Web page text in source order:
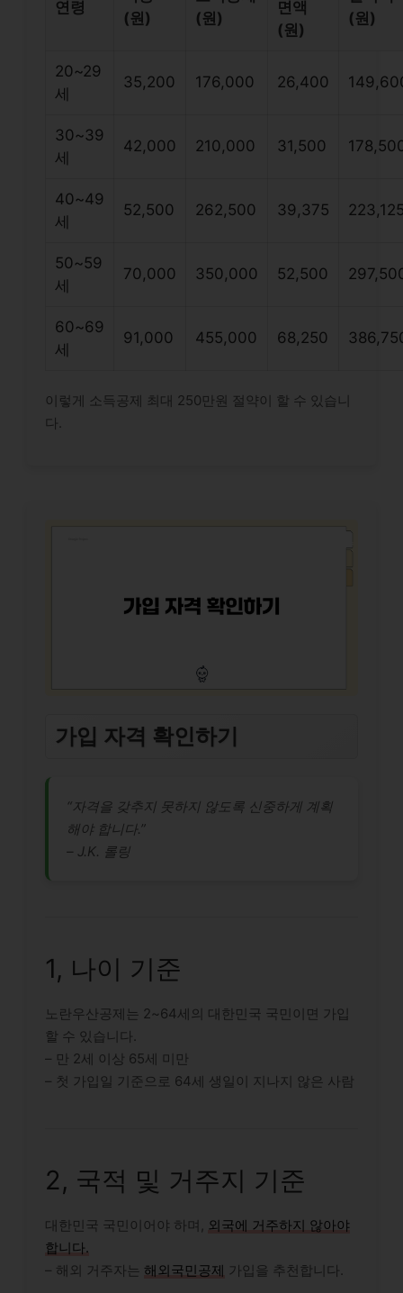
연령
(원)
(원)
면액
(원)
(원)
20~29
세
35,200 176,000 26,400
30~39
세
42,000 210,000 31,500
40~49
세
52,500 262,500 39,375
50~59
세
70,000 350,000 52,500
60~69
세
91,000 455,000 68,250
이렇게 소득공제 최대 250만원 절약이 할 수 있습니
다.
가입 자격 확인하기
“자격을 갖추지 못하지 않도록 신중하게 계획
해야 합니다.”
– J.K. 롤링
1, 나이 기준
노란우산공제는 2~64세의 대한민국 국민이면 가입
할 수 있습니다.
– 만 2세 이상 65세 미만
– 첫 가입일 기준으로 64세 생일이 지나지 않은 사람
2, 국적 및 거주지 기준
대한민국 국민이어야 하며, 외국에 거주하지 않아야
합니다.
– 해외 거주자는 해외국민공제 가입을 추천합니다.